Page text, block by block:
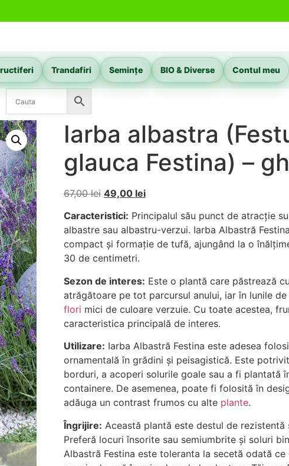
Trandafiri Semințe BIO & Diverse Contul meu
Iarba albastra
glauca Festina) –
67,00lei 49,00 lei
Caracteristici: Principalul său punct de atracție
albastre sau albastru-verzui. Iarba Albastră
compact și formație de tufă, ajungând la o
30 de centimetri.
Sezon de interes: Este o plantă care păstrează
atrăgătoare pe tot parcursul anului, iar în lunile
flori mici de culoare verzuie. Cu toate acestea,
caracteristica principală de interes.
Utilizare: Iarba Albastră Festina este adesea
ornamentală în grădini și peisagistică. Este
borduri, a acoperi solurile goale sau a fi plantată
containere. De asemenea, poate fi folosită în
adăuga un contrast frumos cu alte plante.
Îngrijire: Această plantă este destul de
Preferă locuri însorite sau semiumbrite și soluri
Albastră Festina este toleranta la secetă odată